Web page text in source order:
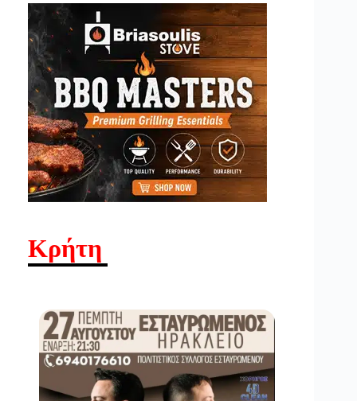
Κρήτη